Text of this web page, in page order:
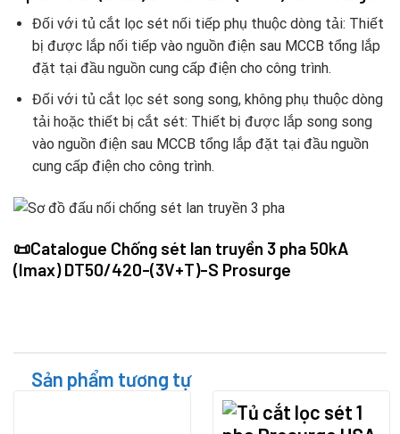
Đối với tủ cắt lọc sét nối tiếp phụ thuộc dòng tải: Thiết
bị được lắp nối tiếp vào nguồn điện sau MCCB tổng lắp
đặt tại đầu nguồn cung cấp điện cho công trình.
Đối với tủ cắt lọc sét song song, không phụ thuộc dòng
tải hoặc thiết bị cắt sét: Thiết bị được lắp song song
vào nguồn điện sau MCCB tổng lắp đặt tại đầu nguồn
cung cấp điện cho công trình.
📜Catalogue Chống sét lan truyền 3 pha 50kA
(Imax) DT50/420-(3V+T)-S Prosurge
Sản phẩm tương tự